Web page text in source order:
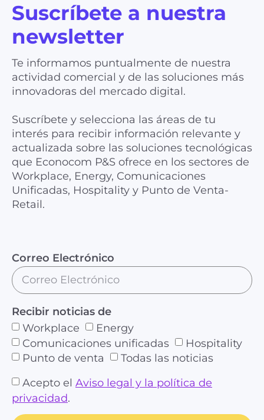
Suscríbete a nuestra
newsletter
Te informamos puntualmente de nuestra
actividad comercial y de las soluciones más
innovadoras del mercado digital.
Suscríbete y selecciona las áreas de tu
interés para recibir información relevante y
actualizada sobre las soluciones tecnológicas
que Econocom P&S ofrece en los sectores de
Workplace, Energy, Comunicaciones
Unificadas, Hospitality y Punto de Venta-
Retail.
Correo Electrónico
Recibir noticias de
Workplace
Energy
Comunicaciones unificadas
Hospitality
Punto de venta
Todas las noticias
Acepto el Aviso legal y la política de
privacidad.